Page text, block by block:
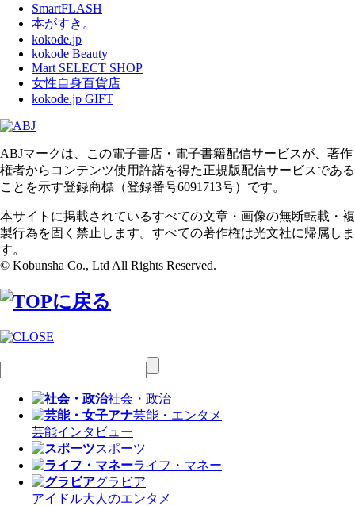
SmartFLASH
本がすき。
kokode.jp
kokode Beauty
Mart SELECT SHOP
女性自身百貨店
kokode.jp GIFT
ABJマークは、この電子書店・電子書籍配信サービスが、著作
権者からコンテンツ使用許諾を得た正規版配信サービスである
ことを示す登録商標（登録番号6091713号）です。
本サイトに掲載されているすべての文章・画像の無断転載・複
製行為を固く禁止します。すべての著作権は光文社に帰属しま
す。
© Kobunsha Co., Ltd All Rights Reserved.
社会・政治
芸能・エンタメ
芸能インタビュー
スポーツ
ライフ・マネー
グラビア
アイドル大人のエンタメ